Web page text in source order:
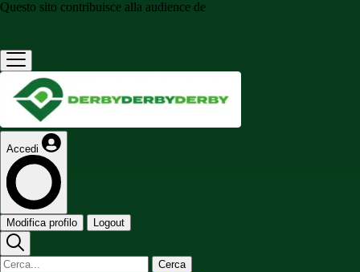
Questo sito contribuisce alla audience de
Accedi
Modifica profilo Logout
Cerca